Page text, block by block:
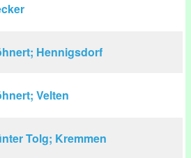
Hennigsdorf
Velten
Tolg; Kremmen